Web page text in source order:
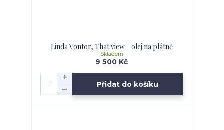
Linda Vontor, That view - olej na plátně
9 500 Kč
Skladem
Přidat do košíku